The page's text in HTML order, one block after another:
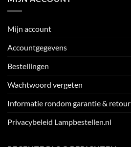
Mijn account
Accountgegevens
Bestellingen
Wachtwoord vergeten
Informatie rondom garantie & retour
Privacybeleid Lampbestellen.nl